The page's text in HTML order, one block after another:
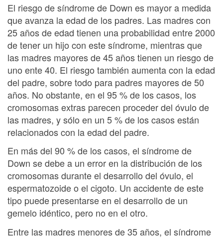
El riesgo de síndrome de Down es mayor a medida
que avanza la edad de los padres. Las madres con
25 años de edad tienen una probabilidad entre 2000
de tener un hijo con este síndrome, mientras que
las madres mayores de 45 años tienen un riesgo de
uno ente 40. El riesgo también aumenta con la edad
del padre, sobre todo para padres mayores de 50
años. No obstante, en el 95 % de los casos, los
cromosomas extras parecen proceder del óvulo de
las madres, y sólo en un 5 % de los casos están
relacionados con la edad del padre.
En más del 90 % de los casos, el síndrome de
Down se debe a un error en la distribución de los
cromosomas durante el desarrollo del óvulo, el
espermatozoide o el cigoto. Un accidente de este
tipo puede presentarse en el desarrollo de un
gemelo idéntico, pero no en el otro.
Entre las madres menores de 35 años, el síndrome